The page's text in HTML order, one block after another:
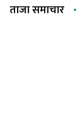
ताजा समाचार